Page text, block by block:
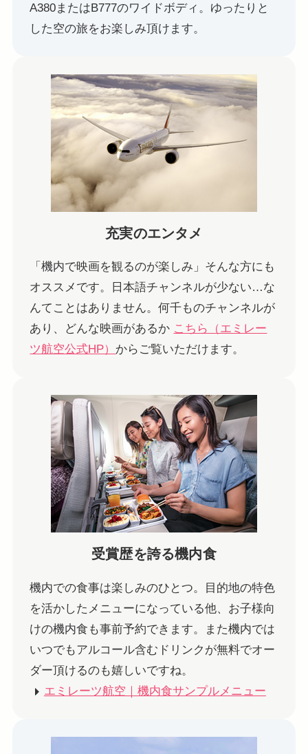
A380またはB777のワイドボディ。ゆったりと
した空の旅をお楽しみ頂けます。
充実のエンタメ
「機内で映画を観るのが楽しみ」そんな方にも
オススメです。日本語チャンネルが少ない…な
んてことはありません。何千ものチャンネルが
あり、どんな映画があるか こちら（エミレー
ツ航空公式HP） からご覧いただけます。
受賞歴を誇る機内食
機内での食事は楽しみのひとつ。目的地の特色
を活かしたメニューになっている他、お子様向
けの機内食も事前予約できます。また機内では
いつでもアルコール含むドリンクが無料でオー
ダー頂けるのも嬉しいですね。
エミレーツ航空｜機内食サンプルメニュー